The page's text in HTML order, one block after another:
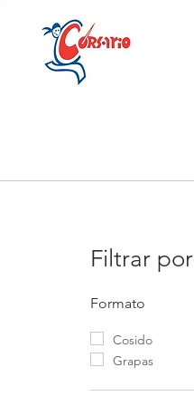
Filtrar por
Formato
Cosido
Grapas